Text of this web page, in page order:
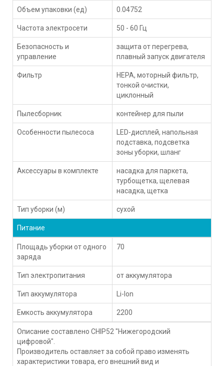
Объем упаковки (ед) 0.04752
Частота электросети 50 - 60 Гц
Безопасность и
управление
защита от перегрева,
плавный запуск двигателя
Фильтр
HEPA, моторный фильтр,
тонкой очистки,
циклонный
Пылесборник контейнер для пыли
Особенности пылесоса
LED-дисплей, напольная
подставка, подсветка
зоны уборки, шланг
Аксессуары в комплекте
насадка для паркета,
турбощетка, щелевая
насадка, щетка
Тип уборки (м) сухой
Питание
Площадь уборки от одного
заряда
70
Тип электропитания от аккумулятора
Тип аккумулятора Li-Ion
Емкость аккумулятора 2200
Описание составлено CHIP52 "Нижегородский
цифровой".
Производитель оставляет за собой право изменять
характеристики товара, его внешний вид и